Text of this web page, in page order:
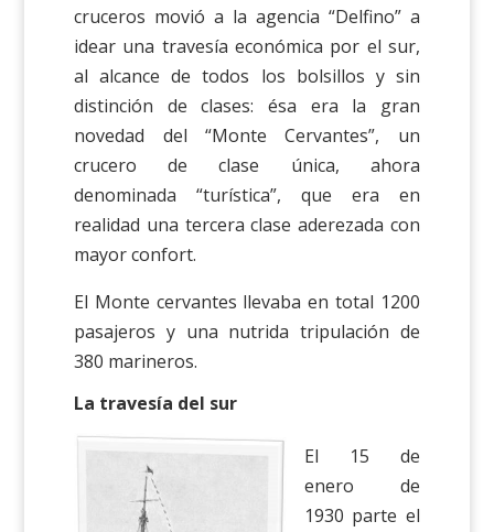
cruceros movió a la agencia “Delfino” a
idear una travesía económica por el sur,
al alcance de todos los bolsillos y sin
distinción de clases: ésa era la gran
novedad del “Monte Cervantes”, un
crucero de clase única, ahora
denominada “turística”, que era en
realidad una tercera clase aderezada con
mayor confort.
El Monte cervantes llevaba en total 1200
pasajeros y una nutrida tripulación de
380 marineros.
La travesía del sur
El 15 de
enero de
1930 parte el